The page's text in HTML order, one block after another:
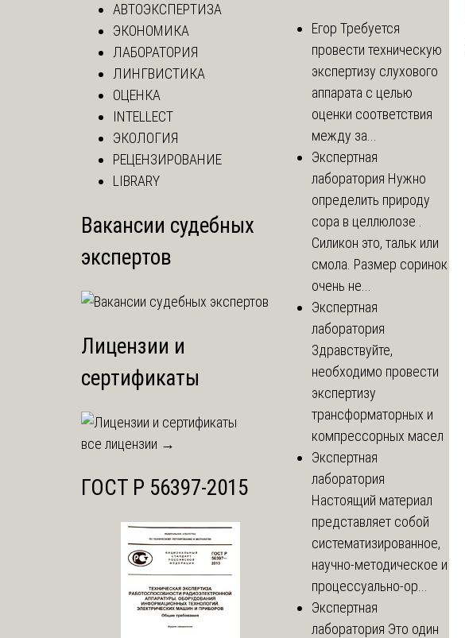
АВТОЭКСПЕРТИЗА
ЭКОНОМИКА
ЛАБОРАТОРИЯ
ЛИНГВИСТИКА
ОЦЕНКА
INTELLECT
ЭКОЛОГИЯ
РЕЦЕНЗИРОВАНИЕ
LIBRARY
Вакансии судебных
экспертов
Лицензии и
сертификаты
все лицензии →
ГОСТ Р 56397-2015
Егор Требуется
провести техническую
экспертизу слухового
аппарата с целью
оценки соответствия
между за...
Экспертная
лаборатория Нужно
определить природу
сора в целлюлозе .
Силикон это, тальк или
смола. Размер соринок
очень не...
Экспертная
лаборатория
Здравствуйте,
необходимо провести
экспертизу
трансформаторных и
компрессорных масел
Экспертная
лаборатория
Настоящий материал
представляет собой
систематизированное,
научно-методическое и
процессуально-ор...
Экспертная
лаборатория Это один